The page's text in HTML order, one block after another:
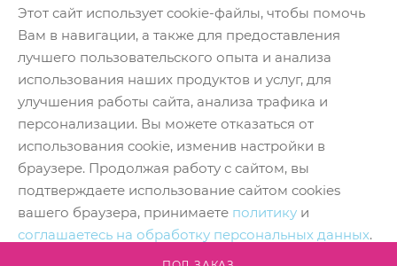
Этот сайт использует cookie-файлы, чтобы помочь
Вам в навигации, а также для предоставления
лучшего пользовательского опыта и анализа
использования наших продуктов и услуг, для
улучшения работы сайта, анализа трафика и
персонализации. Вы можете отказаться от
использования cookie, изменив настройки в
браузере. Продолжая работу с сайтом, вы
подтверждаете использование сайтом cookies
вашего браузера, принимаете политику и
соглашаетесь на обработку персональных данных.